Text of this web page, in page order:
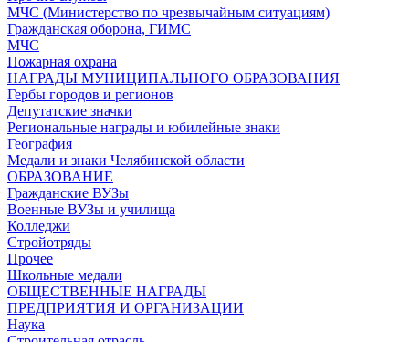
МЧС (Министерство по чрезвычайным ситуациям)
Гражданская оборона, ГИМС
МЧС
Пожарная охрана
НАГРАДЫ МУНИЦИПАЛЬНОГО ОБРАЗОВАНИЯ
Гербы городов и регионов
Депутатские значки
Региональные награды и юбилейные знаки
География
Медали и знаки Челябинской области
ОБРАЗОВАНИЕ
Гражданские ВУЗы
Военные ВУЗы и училища
Колледжи
Стройотряды
Прочее
Школьные медали
ОБЩЕСТВЕННЫЕ НАГРАДЫ
ПРЕДПРИЯТИЯ И ОРГАНИЗАЦИИ
Наука